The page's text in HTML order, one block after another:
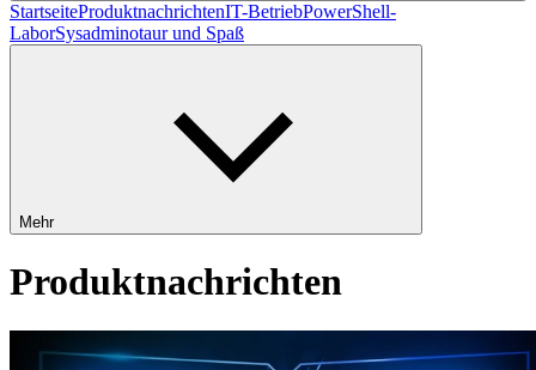
StartseiteProduktnachrichtenIT-BetriebPowerShell-
LaborSysadminotaur und Spaß
Mehr
Produktnachrichten